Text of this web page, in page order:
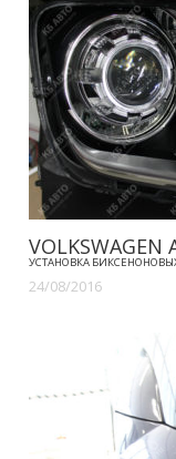
VOLKSWAGEN
УСТАНОВКА БИКСЕНОНОВЫХ
24/08/2016